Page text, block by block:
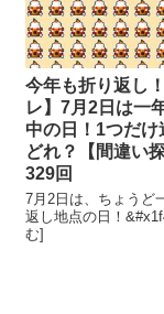
今年も折り返し
レ】7月2日は一
中の日！1つだけ
どれ？【間違い
329回
7月2日は、ちょうど
返し地点の日！
む]